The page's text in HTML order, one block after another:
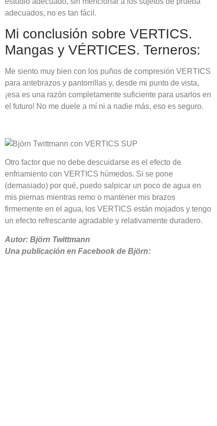
adecuados, no es tan fácil.
Mi conclusión sobre VERTICS.
Mangas y VÉRTICES. Terneros:
Me siento muy bien con los puños de compresión VERTICS
para antebrazos y pantorrillas y, desde mi punto de vista,
¡esa es una razón completamente suficiente para usarlos en
el futuro! No me duele a mí ni a nadie más, eso es seguro.
Otro factor que no debe descuidarse es el efecto de
enfriamiento con VERTICS húmedos. Si se pone
(demasiado) por qué, puedo salpicar un poco de agua en
mis piernas mientras remo o mantener mis brazos
firmemente en el agua, los VERTICS están mojados y tengo
un efecto refrescante agradable y relativamente duradero.
Autor: Björn Twittmann
Una publicación en Facebook de Björn: